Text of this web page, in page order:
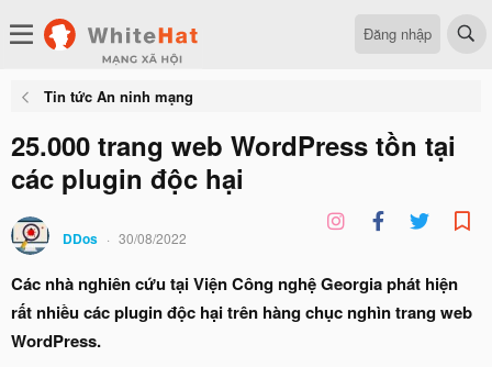
Đăng nhập
Tin tức An ninh mạng
25.000 trang web WordPress tồn tại
các plugin độc hại
DDos 30/08/2022
Các nhà nghiên cứu tại Viện Công nghệ Georgia phát hiện
rất nhiều các plugin độc hại trên hàng chục nghìn trang web
WordPress.